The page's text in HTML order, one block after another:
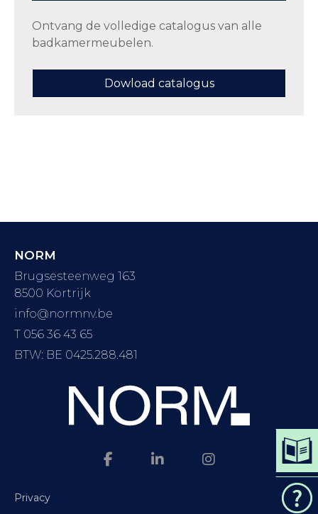
Ontvang de volledige catalogus van alle
badkamermeubelen.
Dowload catalogus
NORM
Brugsesteenweg 163
8500 Kortrijk
info@normnv.be
T 056 36 43 65
BTW: BE 0425.288.481
Privacy